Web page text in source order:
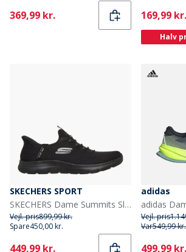
Current
369,99 kr. Current
169,99 kr.
Halv
SKECHERS SPORT
SKECHERS Dame Summits Slip-in Dream Chaser Sneakers Sort
Vejl. pris899,99 kr.
Spare450,00 kr.
Current
449,99 kr.
adidas
Vejl. pris
Var549,99 kr.
Current
499,99 kr.